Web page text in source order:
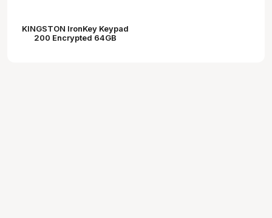
KINGSTON IronKey Keypad
200 Encrypted 64GB